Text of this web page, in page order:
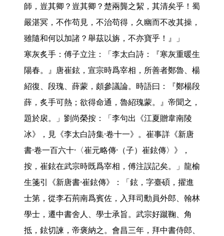
師，豈其卿？豈其卿？楚兩龔之絜，其清矣乎！蜀
嚴湛冥，不作苟見，不治苟得，久幽而不改其操，
雖隨和何以加諸？舉茲以旃，不亦寶乎！』」
寒灰炙手：傅子立注：「李太白詩：『寒灰重暖生
陽春。』唐崔鉉，宣宗時爲宰相，所善者鄭魯、楊
紹復、段瑰、薛蒙，頗參議論。時語曰：『鄭楊段
薛，炙手可熱；欲得命通，魯紹瑰蒙。』帝聞之，
題於扆。」劉尚榮按：「李句出《江夏贈韋南陵
冰》，見《李太白詩集·卷十一》。崔事詳《新唐
書·卷一百六十·〈崔元略傳·（子）崔鉉傳〉》，
按，崔鉉在武宗時既爲宰相，傅注誤記矣。」龍榆
生箋引《新唐書·崔鉉傳》：「鉉，字臺碩，擢進
士第，從李石荊南爲賓佐，入拜司勳員外郎、翰林
學士，遷中書舍人、學士承旨。武宗好蹴鞠、角
抵，鉉切諫，帝褒納之。會昌三年，拜中書侍郎、